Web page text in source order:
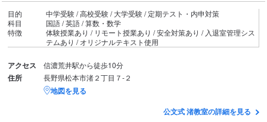
目的
中学受験 / 高校受験 / 大学受験 / 定期テスト・内申対策
科目
国語 / 英語 / 算数・数学
特徴
体験授業あり / リモート授業あり / 安全対策あり / 入退室管理シス
テムあり / オリジナルテキスト使用
アクセス 信濃荒井駅から徒歩10分
住所 長野県松本市渚２丁目７‐２
地図を見る
公文式 渚教室の詳細を見る